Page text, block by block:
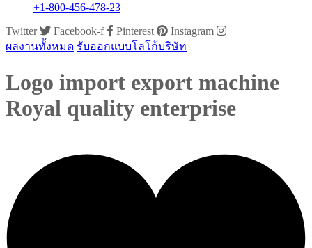
+1-800-456-478-23
Twitter
Facebook-f Pinterest
Instagram
ผลงานทั้งหมด รับออกแบบโลโก้บริษัท
Logo import export machine
Royal quality enterprise